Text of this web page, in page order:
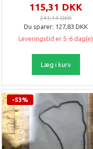
115,31 DKK
243,14 DKK
Du sparer: 127,83 DKK
Leveringstid er 5-6 dag(e)
Læg i kurv
-53%